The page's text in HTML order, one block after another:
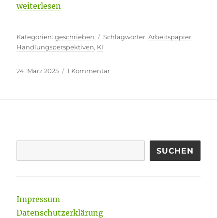
„Zum Nachdenken anstiften“
weiterlesen
Kategorien
geschrieben Schlagwörter
Arbeitspapier,
Handlungsperspektiven, KI
Veröffentlicht
24. März 2025 1 Kommentarzu
SUCHEN
Impressum
Datenschutzerklärung